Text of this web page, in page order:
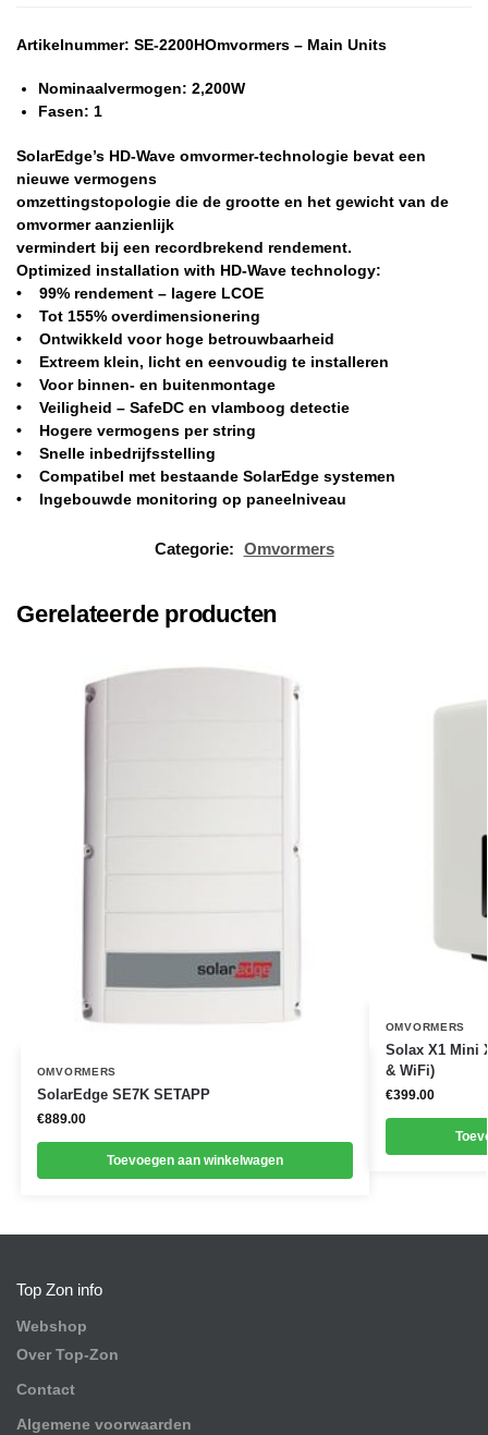
Artikelnummer: SE-2200HOmvormers – Main Units
Nominaalvermogen: 2,200W
Fasen: 1
SolarEdge’s HD-Wave omvormer-technologie bevat een
nieuwe vermogens
omzettingstopologie die de grootte en het gewicht van de
omvormer aanzienlijk
vermindert bij een recordbrekend rendement.
Optimized installation with HD-Wave technology:
• 99% rendement – lagere LCOE
• Tot 155% overdimensionering
• Ontwikkeld voor hoge betrouwbaarheid
• Extreem klein, licht en eenvoudig te installeren
• Voor binnen- en buitenmontage
• Veiligheid – SafeDC en vlamboog detectie
• Hogere vermogens per string
• Snelle inbedrijfsstelling
• Compatibel met bestaande SolarEdge systemen
• Ingebouwde monitoring op paneelniveau
Categorie: Omvormers
Gerelateerde producten
OMVORMERS
SolarEdge SE7K SETAPP
€889.00
Toevoegen aan winkelwagen
OMVORMERS
Solax X1 Mini
& WiFi)
€399.00
Top Zon info
Webshop
Over Top-Zon
Contact
Algemene voorwaarden